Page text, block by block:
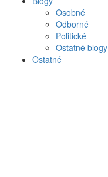
Osobné
Odborné
Politické
Ostatné blogy
Ostatné